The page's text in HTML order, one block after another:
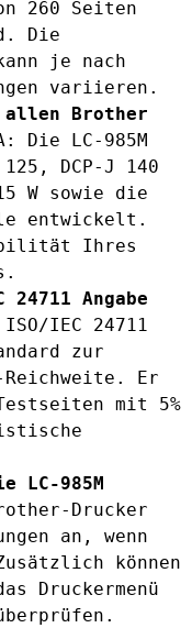
260 Seiten
Die
je nach
variieren.
allen Brother
Die LC-985M
DCP-J 140
W sowie die
entwickelt.
Ihres
Angabe
IEC 24711
zur
Reichweite. Er
mit 5%
LC-985M
Drucker
an, wenn
können
Druckermenü